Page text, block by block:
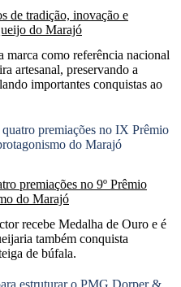
de tradição, inovação e
do Marajó
marca como referência nacional
artesanal, preservando a
importantes conquistas ao
premiações no 9º Prêmio
do Marajó
recebe Medalha de Ouro e é
também conquista
de búfala.